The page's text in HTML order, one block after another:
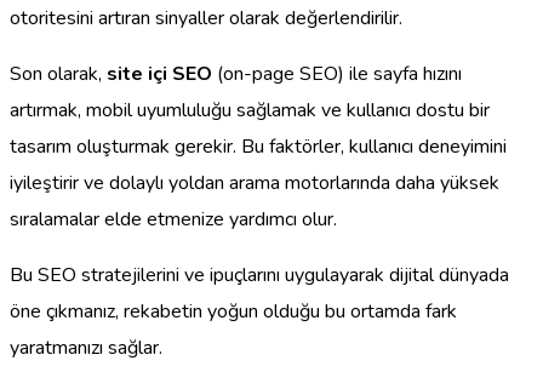
otoritesini artıran sinyaller olarak değerlendirilir.
Son olarak, site içi SEO (on-page SEO) ile sayfa hızını
artırmak, mobil uyumluluğu sağlamak ve kullanıcı dostu bir
tasarım oluşturmak gerekir. Bu faktörler, kullanıcı deneyimini
iyileştirir ve dolaylı yoldan arama motorlarında daha yüksek
sıralamalar elde etmenize yardımcı olur.
Bu SEO stratejilerini ve ipuçlarını uygulayarak dijital dünyada
öne çıkmanız, rekabetin yoğun olduğu bu ortamda fark
yaratmanızı sağlar.